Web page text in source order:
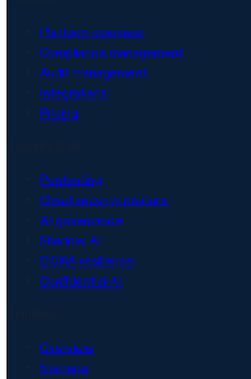
Platform overview
Compliance management
Audit management
Integrations
Pricing
Pentesting
Cloud security posture
AI governance
Shadow AI
DORA resilience
Confidential AI
Overview
Startups